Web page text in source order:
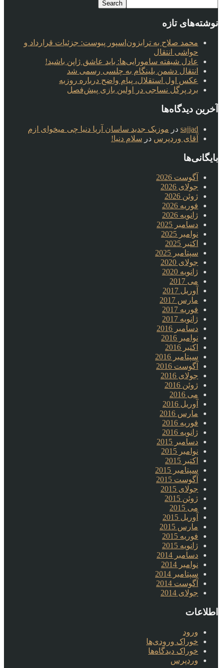
نوشته‌های تازه
محمد صلاح به ترابزون‌اسپور پیوست: جزئیات قرارداد و
حواشی انتقال
عادل شیفته سامورایی‌ها: باید عاشق ژاپن باشید!
انتقال دشمن بلینگام به چلسی رسمی شد
عکس اول استقلال، پیام واضح درباره روزبه
برد پرگل نساجی در اولین بازی پیش‌فصل
آخرین دیدگاه‌ها
sajjad در موزیک جدید ساسان آریا دنیا چی میخوای ازم
آقای وردپرس در سلام دنیا!
بایگانی‌ها
آگوست 2026
جولای 2026
ژوئن 2026
فوریه 2026
ژانویه 2026
دسامبر 2025
نوامبر 2025
اکتبر 2025
سپتامبر 2025
جولای 2020
ژانویه 2020
می 2017
آوریل 2017
مارس 2017
فوریه 2017
ژانویه 2017
دسامبر 2016
نوامبر 2016
اکتبر 2016
سپتامبر 2016
آگوست 2016
جولای 2016
ژوئن 2016
می 2016
آوریل 2016
مارس 2016
فوریه 2016
ژانویه 2016
دسامبر 2015
نوامبر 2015
اکتبر 2015
سپتامبر 2015
آگوست 2015
جولای 2015
ژوئن 2015
می 2015
آوریل 2015
مارس 2015
فوریه 2015
ژانویه 2015
دسامبر 2014
نوامبر 2014
سپتامبر 2014
آگوست 2014
جولای 2014
اطلاعات
ورود
خوراک ورودی‌ها
خوراک دیدگاه‌ها
وردپرس